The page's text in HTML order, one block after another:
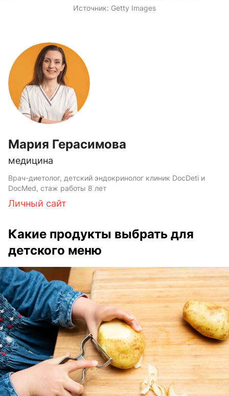
Источник: Getty Images
Мария Герасимова
медицина
Врач-диетолог, детский эндокринолог клиник DocDeti и
DocMed, стаж работы 8 лет
Личный сайт
Какие продукты выбрать для
детского меню